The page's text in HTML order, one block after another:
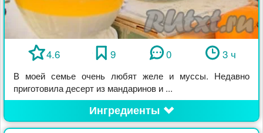
4.6 9 0 3 ч
В моей семье очень любят желе и муссы. Недавно
приготовила десерт из мандаринов и ...
Ингредиенты